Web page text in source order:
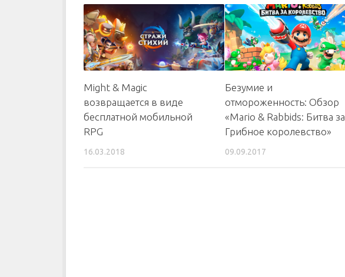
Might & Magic
возвращается в виде
бесплатной мобильной
RPG
16.03.2018
Безумие и
отмороженность: Обзор
«Mario & Rabbids: Битва за
Грибное королевство»
09.09.2017